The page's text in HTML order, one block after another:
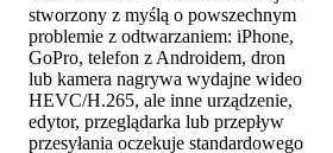
stworzony z myślą o powszechnym
problemie z odtwarzaniem: iPhone,
GoPro, telefon z Androidem, dron
lub kamera nagrywa wydajne wideo
HEVC/H.265, ale inne urządzenie,
edytor, przeglądarka lub przepływ
przesyłania oczekuje standardowego